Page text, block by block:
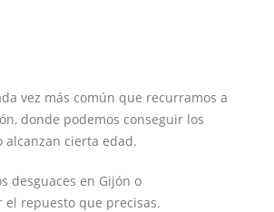
vez más común que recurramos a
donde podemos conseguir los
cierta edad.
desguaces en Gijón o
repuesto que precisas.